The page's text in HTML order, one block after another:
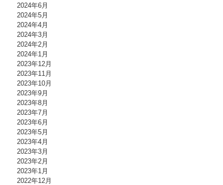
2024年6月
2024年5月
2024年4月
2024年3月
2024年2月
2024年1月
2023年12月
2023年11月
2023年10月
2023年9月
2023年8月
2023年7月
2023年6月
2023年5月
2023年4月
2023年3月
2023年2月
2023年1月
2022年12月